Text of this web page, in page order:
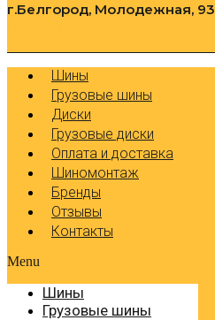
г.Белгород, Молодежная, 93
Шины
Грузовые шины
Диски
Грузовые диски
Оплата и доставка
Шиномонтаж
Бренды
Отзывы
Контакты
Menu
Шины
Грузовые шины